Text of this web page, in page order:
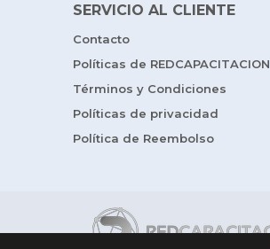
SERVICIO AL CLIENTE
Contacto
Políticas de REDCAPACITACION
Términos y Condiciones
Políticas de privacidad
Política de Reembolso